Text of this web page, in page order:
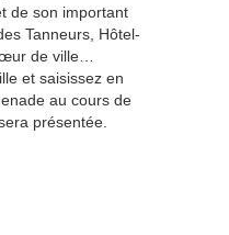
de son important
Tanneurs, Hôtel-
de ville…
et saisissez en
au cours de
présentée.